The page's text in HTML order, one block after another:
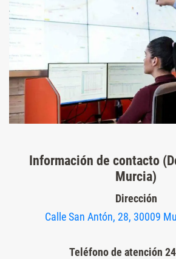
Información de contacto
Murcia)
Dirección
Calle San Antón, 28, 30009
Teléfono de atención